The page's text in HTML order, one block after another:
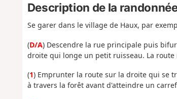
Description de la
Se garer dans le village de Haux, par
(D/A) Descendre la rue principale puis
droite qui longe un petit ruisseau. La
(1) Emprunter la route sur la droite qui se
à travers la forêt avant d'atteindre un